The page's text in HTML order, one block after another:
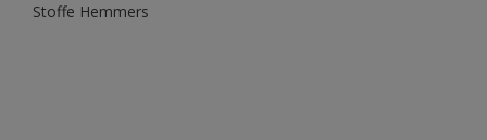
Stoffe Hemmers